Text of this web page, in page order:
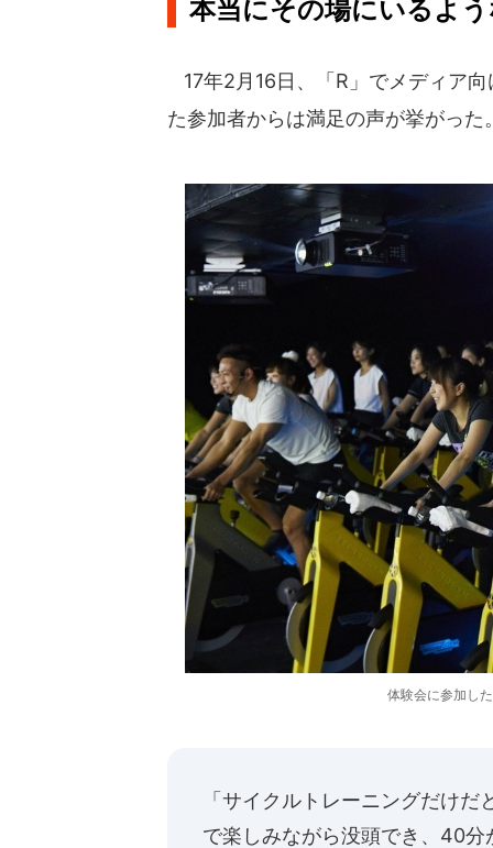
本当にその場にいるよ
17年2月16日、「R」でメディア
た参加者からは満足の声が挙がった
体験会に参加し
「サイクルトレーニングだけ
で楽しみながら没頭でき、40